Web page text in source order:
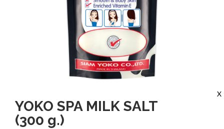
X
YOKO SPA MILK SALT
(300 g.)